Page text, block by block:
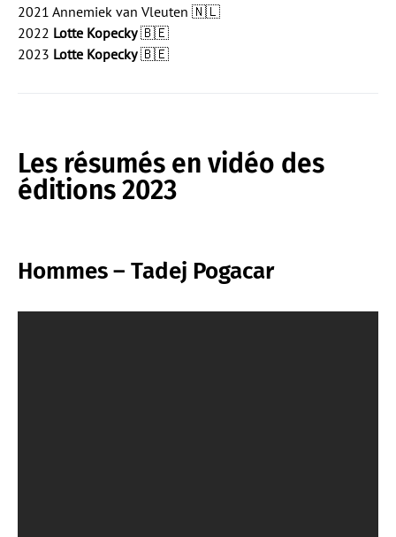
2021 Annemiek van Vleuten 🇳🇱
2022 Lotte Kopecky🇧🇪
2023 Lotte Kopecky🇧🇪
Les résumés en vidéo des
éditions 2023
Hommes – Tadej Pogacar